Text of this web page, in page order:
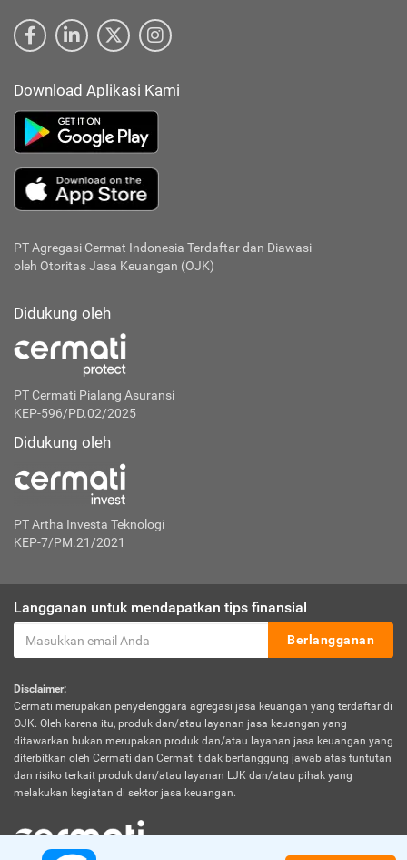
Download Aplikasi Kami
PT Agregasi Cermat Indonesia Terdaftar dan Diawasi
oleh Otoritas Jasa Keuangan (OJK)
Didukung oleh
PT Cermati Pialang Asuransi
KEP-596/PD.02/2025
Didukung oleh
PT Artha Investa Teknologi
KEP-7/PM.21/2021
Langganan untuk mendapatkan tips finansial
Berlangganan
Disclaimer:
Cermati merupakan penyelenggara agregasi jasa keuangan yang terdaftar di
OJK. Oleh karena itu, produk dan/atau layanan jasa keuangan yang
ditawarkan bukan merupakan produk dan/atau layanan jasa keuangan yang
diterbitkan oleh Cermati dan Cermati tidak bertanggung jawab atas tuntutan
dan risiko terkait produk dan/atau layanan LJK dan/atau pihak yang
melakukan kegiatan di sektor jasa keuangan.